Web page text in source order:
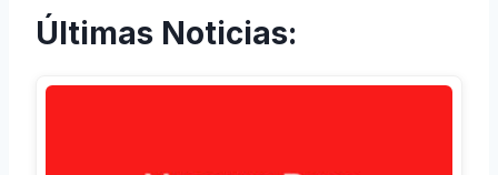
Últimas Noticias: